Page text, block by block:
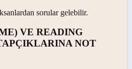
sorular gelebilir.
VE READING
NOT